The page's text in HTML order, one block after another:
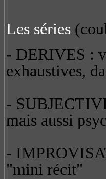
Les séries
- DERIVES :
exhaustives,
-
mais aussi
-
"mini récit"